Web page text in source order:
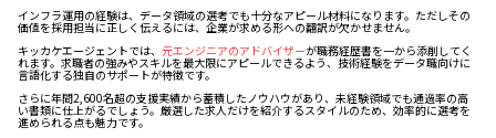
インフラ運用の経験は、データ領域の選考でも十分なアピール材料になります。ただしその
価値を採用担当に正しく伝えるには、企業が求める形への翻訳が欠かせません。
キッカケエージェントでは、 元エンジニアのアドバイザーが職務経歴書を一から添削してく
れます。求職者の強みやスキルを最大限にアピールできるよう、技術経験をデータ職向けに
言語化する独自のサポートが特徴です。
さらに年間2,600名超の支援実績から蓄積したノウハウがあり、未経験領域でも通過率の高
い書類に仕上がるでしょう。厳選した求人だけを紹介するスタイルのため、効率的に選考を
進められる点も魅力です。